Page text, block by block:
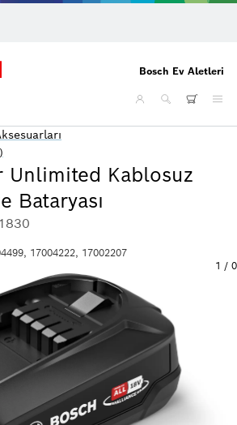
Bosch Ev Aletleri
Unlimited Kablosuz
Bataryası
17004222, 17002207
1 / 0